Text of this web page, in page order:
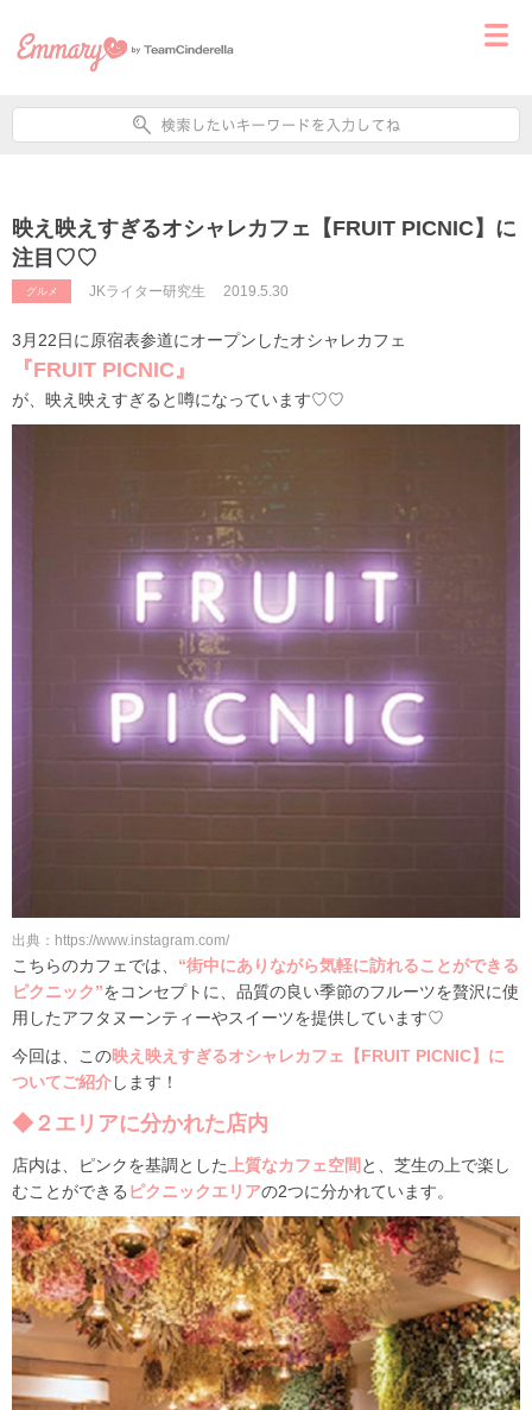
映え映えすぎるオシャレカフェ【FRUIT PICNIC】に
注目♡♡
グルメ JKライター研究生 2019.5.30
3月22日に原宿表参道にオープンしたオシャレカフェ
『FRUIT PICNIC』
が、映え映えすぎると噂になっています♡♡
出典：https://www.instagram.com/
こちらのカフェでは、 “街中にありながら気軽に訪れることができる
ピクニック”をコンセプトに、品質の良い季節のフルーツを贅沢に使
用したアフタヌーンティーやスイーツを提供しています♡
今回は、この映え映えすぎるオシャレカフェ【FRUIT PICNIC】に
ついてご紹介します！
◆２エリアに分かれた店内
店内は、ピンクを基調とした上質なカフェ空間 と、芝生の上で楽し
むことができる ピクニックエリアの2つに分かれています。